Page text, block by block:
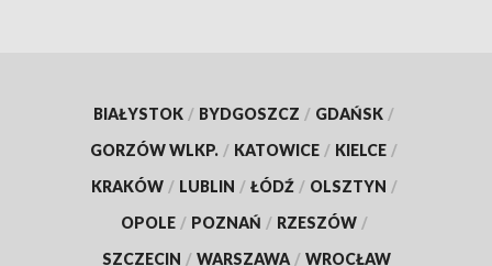
BIAŁYSTOK / BYDGOSZCZ / GDAŃSK /
GORZÓW WLKP. / KATOWICE / KIELCE /
KRAKÓW / LUBLIN / ŁÓDŹ / OLSZTYN /
OPOLE / POZNAŃ / RZESZÓW /
SZCZECIN / WARSZAWA / WROCŁAW